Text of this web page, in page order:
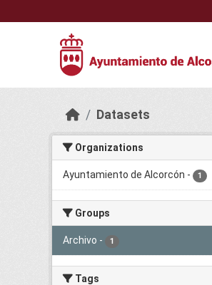
Datasets
Organizations
Ayuntamiento de Alcorcón - 1
Groups
Archivo - 1
Tags